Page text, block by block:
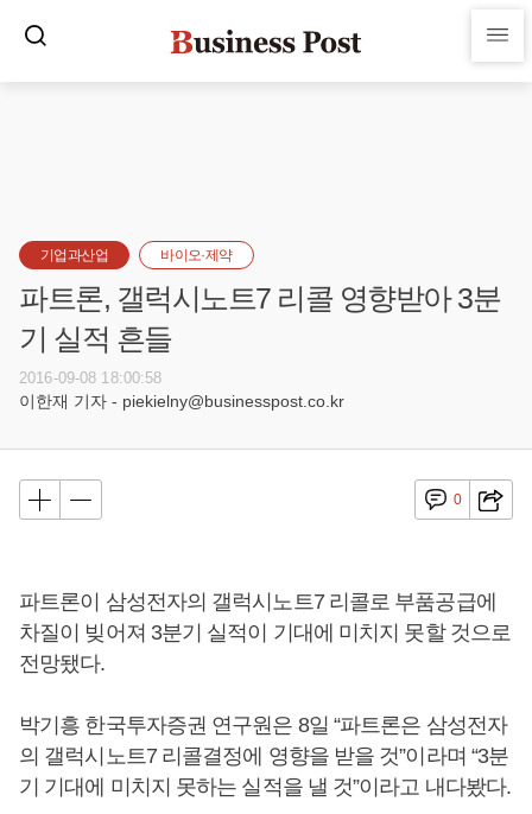
기업과산업 바이오·제약
파트론, 갤럭시노트7 리콜 영향받아 3분
기 실적 흔들
2016-09-08 18:00:58
이한재 기자 - piekielny@businesspost.co.kr
0
파트론이 삼성전자의 갤럭시노트7 리콜로 부품공급에
차질이 빚어져 3분기 실적이 기대에 미치지 못할 것으로
전망됐다.
박기흥 한국투자증권 연구원은 8일 “파트론은 삼성전자
의 갤럭시노트7 리콜결정에 영향을 받을 것”이라며 “3분
기 기대에 미치지 못하는 실적을 낼 것”이라고 내다봤다.